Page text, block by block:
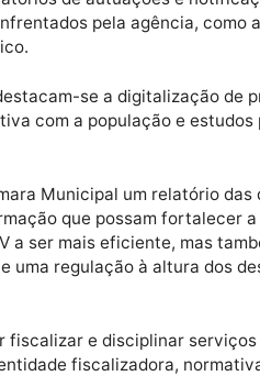
dos serviços
É essencial que o
Martins.
apresentou dados
enfrentados pela
técnico.
destacam-se a